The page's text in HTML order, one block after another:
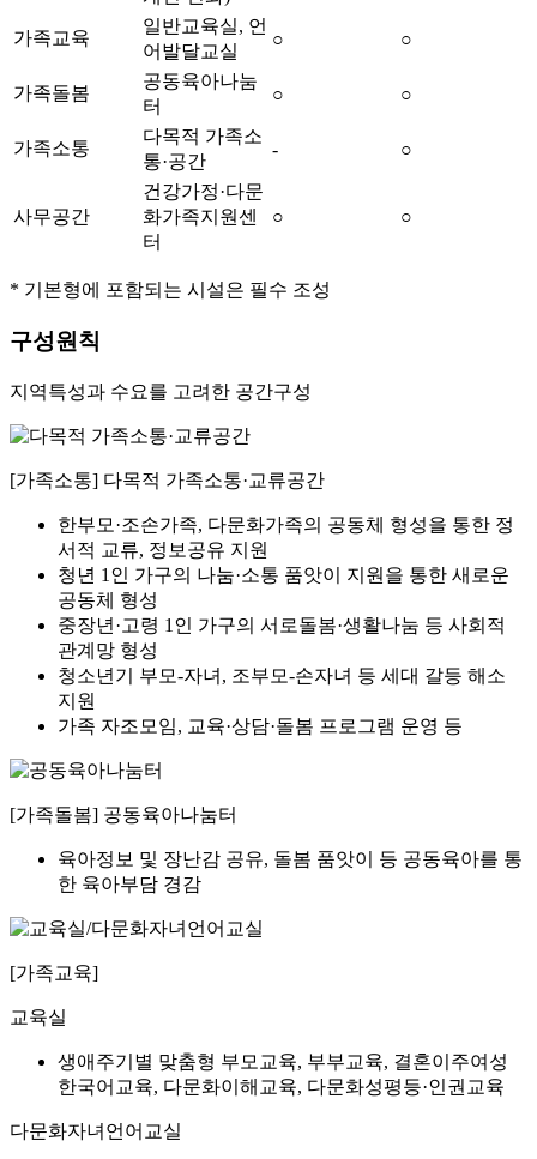
가족교육
일반교육실, 언
어발달교실
○ ○
가족돌봄
공동육아나눔
터
○ ○
가족소통
다목적 가족소
통·공간
- ○
사무공간
건강가정·다문
화가족지원센
터
○ ○
* 기본형에 포함되는 시설은 필수 조성
구성원칙
지역특성과 수요를 고려한 공간구성
[가족소통] 다목적 가족소통·교류공간
한부모·조손가족, 다문화가족의 공동체 형성을 통한 정
서적 교류, 정보공유 지원
청년 1인 가구의 나눔·소통 품앗이 지원을 통한 새로운
공동체 형성
중장년·고령 1인 가구의 서로돌봄·생활나눔 등 사회적
관계망 형성
청소년기 부모-자녀, 조부모-손자녀 등 세대 갈등 해소
지원
가족 자조모임, 교육·상담·돌봄 프로그램 운영 등
[가족돌봄] 공동육아나눔터
육아정보 및 장난감 공유, 돌봄 품앗이 등 공동육아를 통
한 육아부담 경감
[가족교육]
교육실
생애주기별 맞춤형 부모교육, 부부교육, 결혼이주여성
한국어교육, 다문화이해교육, 다문화성평등·인권교육
다문화자녀언어교실